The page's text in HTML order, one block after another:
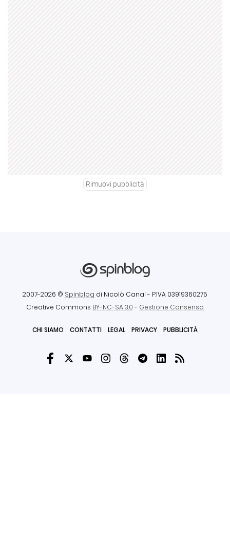
Rimuovi pubblicità
2007-2026 © Spinblog di Nicolò Canal - P.IVA 03919360275
Creative Commons BY-NC-SA 3.0- Gestione Consenso
CHI SIAMO CONTATTI LEGAL PRIVACY PUBBLICITÀ